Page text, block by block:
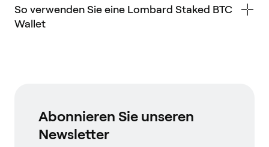
So verwenden Sie eine Lombard Staked BTC
Wallet
Abonnieren Sie unseren
Newsletter